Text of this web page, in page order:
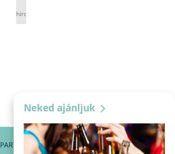
hirdetés
PARTNEREINK KAPCSOLAT
Neked ajánljuk